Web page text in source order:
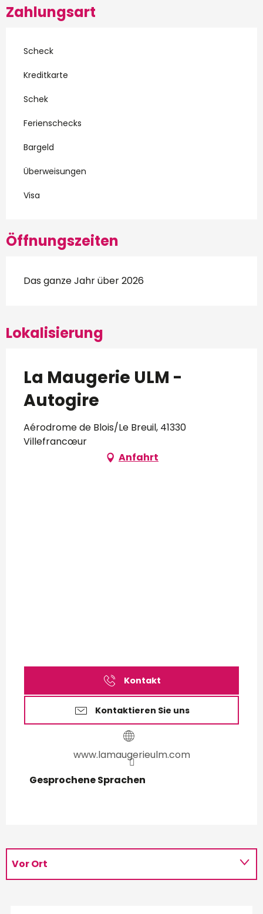
Zahlungsart
Scheck
Kreditkarte
Schek
Ferienschecks
Bargeld
Überweisungen
Visa
Öffnungszeiten
Das ganze Jahr über 2026
Lokalisierung
La Maugerie ULM -
Autogire
Aérodrome de Blois/Le Breuil, 41330
Villefrancœur
Anfahrt
Kontakt
Kontaktieren Sie uns
www.lamaugerieulm.com
Gesprochene Sprachen
Gesprochene Sprachen
Vor Ort